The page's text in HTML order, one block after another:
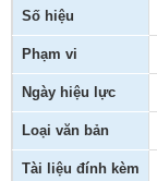
Số hiệu
Phạm vi
Ngày hiệu lực
Loại văn bản
Tài liệu đính kèm